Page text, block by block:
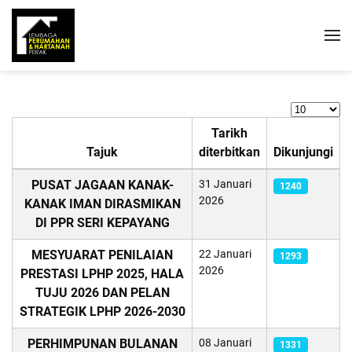
Papar #
Articles
Tajuk
Tarikh
diterbitkan
Dikunjungi
PUSAT JAGAAN KANAK-
KANAK IMAN DIRASMIKAN
DI PPR SERI KEPAYANG
31 Januari
2026
1240
MESYUARAT PENILAIAN
PRESTASI LPHP 2025, HALA
TUJU 2026 DAN PELAN
STRATEGIK LPHP 2026-2030
22 Januari
2026
1293
PERHIMPUNAN BULANAN
08 Januari
1331